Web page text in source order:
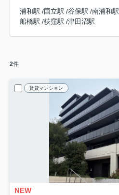
浦和駅 /国立駅 /谷保駅 /南浦和駅
船橋駅 /荻窪駅 /津田沼駅
2件
賃貸マンション
NEW